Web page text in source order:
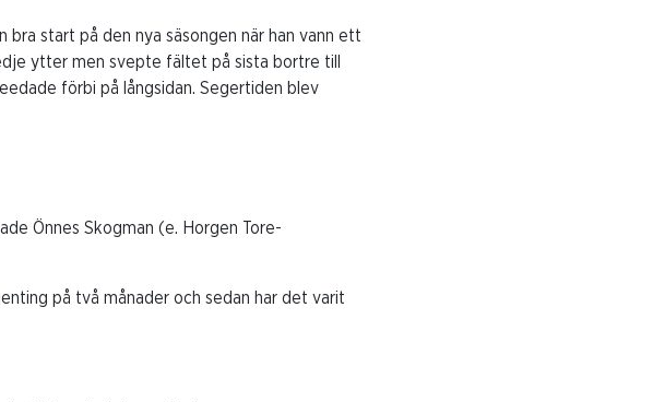
bra start på den nya säsongen när han vann ett
ytter men svepte fältet på sista bortre till
förbi på långsidan. Segertiden blev
Önnes Skogman (e. Horgen Tore-
på två månader och sedan har det varit